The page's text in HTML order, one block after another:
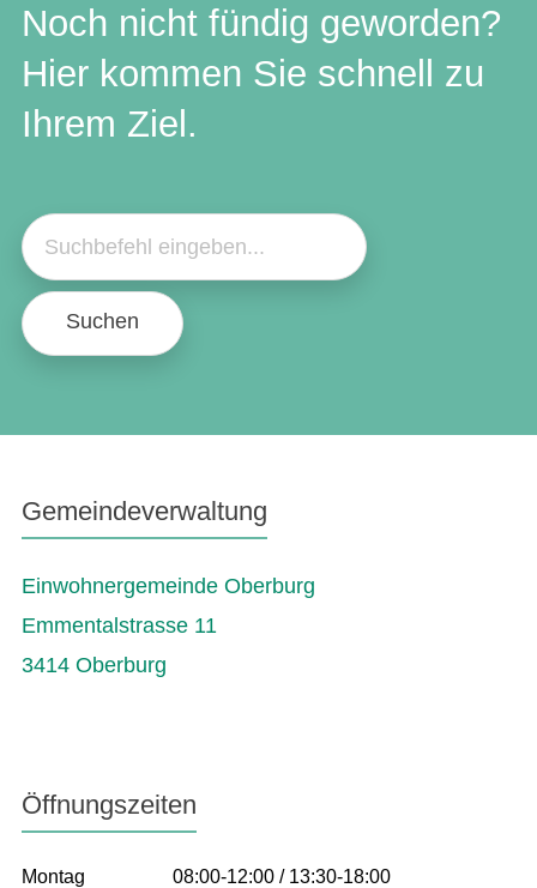
Noch nicht fündig geworden?
Hier kommen Sie schnell zu
Ihrem Ziel.
Suchen
Gemeindeverwaltung
Einwohnergemeinde Oberburg
Emmentalstrasse 11
3414 Oberburg
Öffnungszeiten
Montag
08:00-12:00 / 13:30-18:00